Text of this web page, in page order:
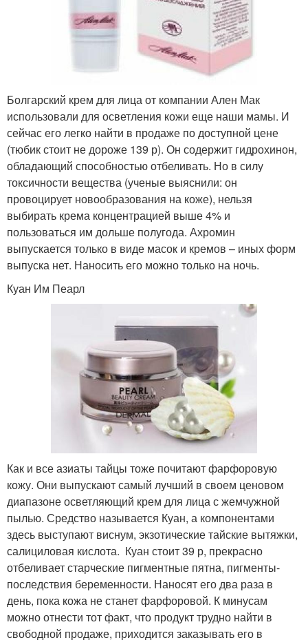
Болгарский крем для лица от компании Ален Мак
использовали для осветления кожи еще наши мамы. И
сейчас его легко найти в продаже по доступной цене
(тюбик стоит не дороже 139 р). Он содержит гидрохинон,
обладающий способностью отбеливать. Но в силу
токсичности вещества (ученые выяснили: он
провоцирует новообразования на коже), нельзя
выбирать крема концентрацией выше 4% и
пользоваться им дольше полугода. Ахромин
выпускается только в виде масок и кремов – иных форм
выпуска нет. Наносить его можно только на ночь.
Куан Им Пеарл
Как и все азиаты тайцы тоже почитают фарфоровую
кожу. Они выпускают самый лучший в своем ценовом
диапазоне осветляющий крем для лица с жемчужной
пылью. Средство называется Куан, а компонентами
здесь выступают виснум, экзотические тайские вытяжки,
салициловая кислота. Куан стоит 39 р, прекрасно
отбеливает старческие пигментные пятна, пигменты-
последствия беременности. Наносят его два раза в
день, пока кожа не станет фарфоровой. К минусам
можно отнести тот факт, что продукт трудно найти в
свободной продаже, приходится заказывать его в